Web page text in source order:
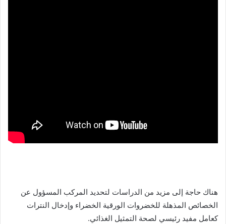
هناك حاجة إلى مزيد من الدراسات لتحديد المركب المسؤول عن
الخصائص المذهلة للخضروات الورقية الخضراء وإدخال النترات
كعامل مفيد رئيسي لصحة التمثيل الغذائي.